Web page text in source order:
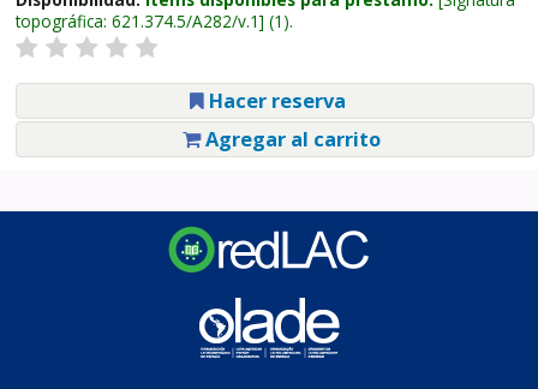
topográfica: 621.374.5/A282/v.1 (1).
Hacer reserva
Agregar al carrito